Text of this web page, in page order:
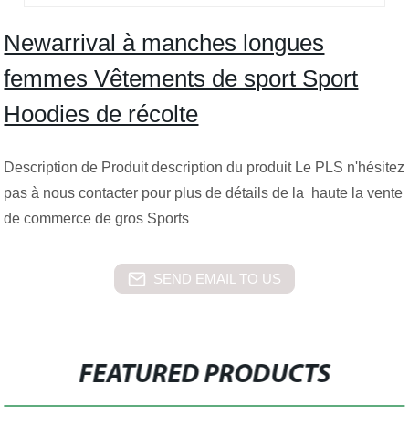
Newarrival à manches longues
femmes Vêtements de sport Sport
Hoodies de récolte
Description de Produit description du produit Le PLS n'hésitez
pas à nous contacter pour plus de détails de la haute la vente
de commerce de gros Sports
SEND EMAIL TO US
FEATURED PRODUCTS